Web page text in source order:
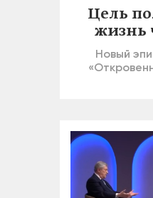
Цель
жизнь
Новый